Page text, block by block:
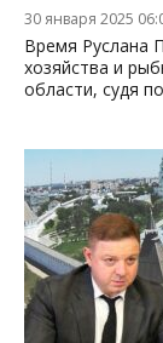
30 января 2025
Время Руслана
хозяйства и
области, судя